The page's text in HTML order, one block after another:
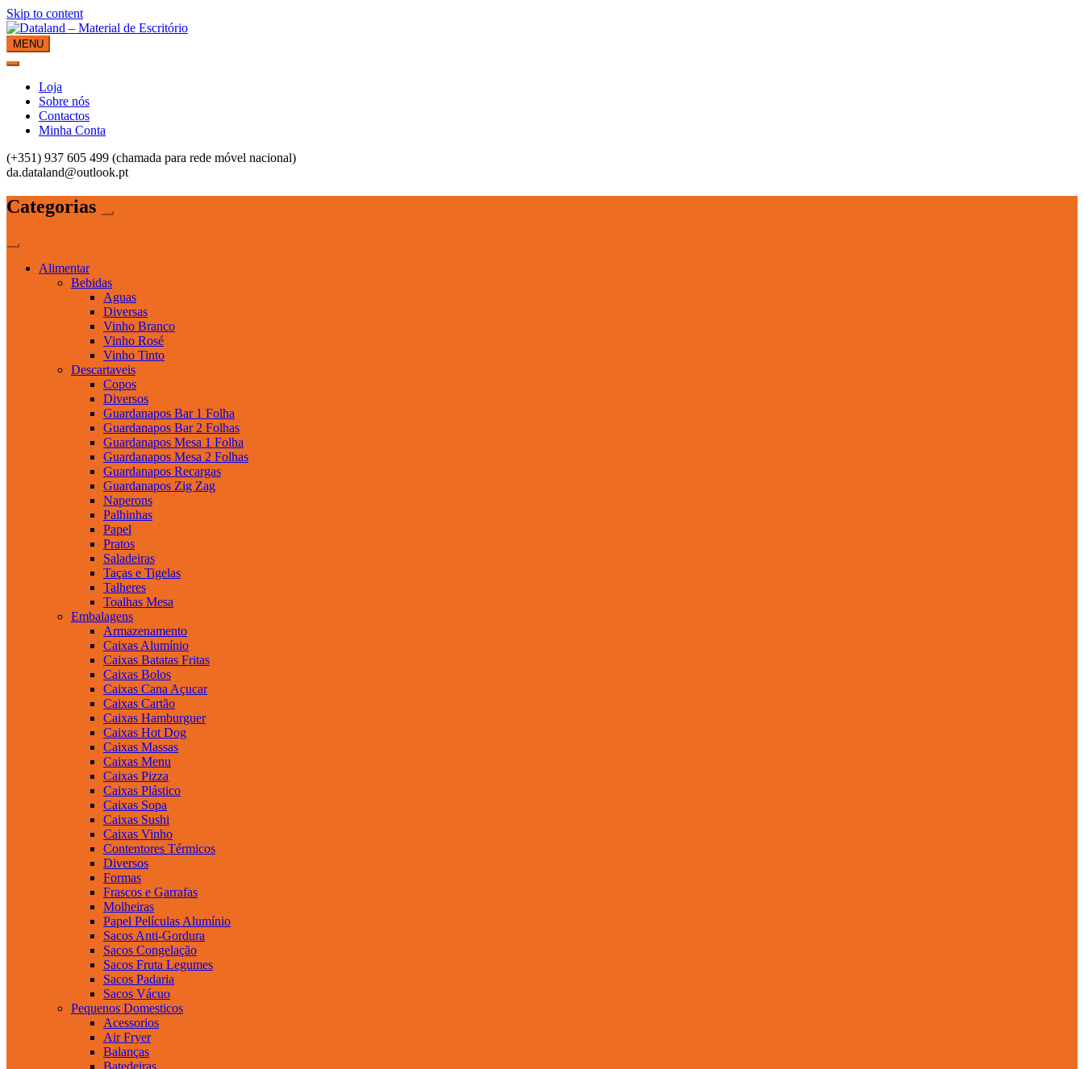
Skip to content
Dataland – Material de Escritório
Material de Escritório
MENU
Loja
Sobre nós
Contactos
Minha Conta
(+351) 937 605 499 (chamada para rede móvel nacional)
da.dataland@outlook.pt
Categorias
Alimentar
Bebidas
Aguas
Diversas
Vinho Branco
Vinho Rosé
Vinho Tinto
Descartaveis
Copos
Diversos
Guardanapos Bar 1 Folha
Guardanapos Bar 2 Folhas
Guardanapos Mesa 1 Folha
Guardanapos Mesa 2 Folhas
Guardanapos Recargas
Guardanapos Zig Zag
Naperons
Palhinhas
Papel
Pratos
Saladeiras
Taças e Tigelas
Talheres
Toalhas Mesa
Embalagens
Armazenamento
Caixas Alumínio
Caixas Batatas Fritas
Caixas Bolos
Caixas Cana Açucar
Caixas Cartão
Caixas Hamburguer
Caixas Hot Dog
Caixas Massas
Caixas Menu
Caixas Pizza
Caixas Plástico
Caixas Sopa
Caixas Sushi
Caixas Vinho
Contentores Térmicos
Diversos
Formas
Frascos e Garrafas
Molheiras
Papel Películas Alumínio
Sacos Anti-Gordura
Sacos Congelação
Sacos Fruta Legumes
Sacos Padaria
Sacos Vácuo
Pequenos Domesticos
Acessorios
Air Fryer
Balanças
Batedeiras